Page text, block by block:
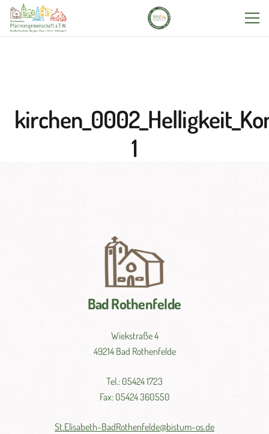
1
Bad Rothenfelde
Wiekstraße 4
49214 Bad Rothenfelde
Tel.: 05424 1723
Fax: 05424 360550
St.Elisabeth-BadRothenfelde@bistum-os.de